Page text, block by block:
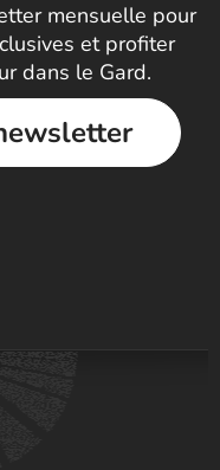
mensuelle pour
et profiter
dans le Gard.